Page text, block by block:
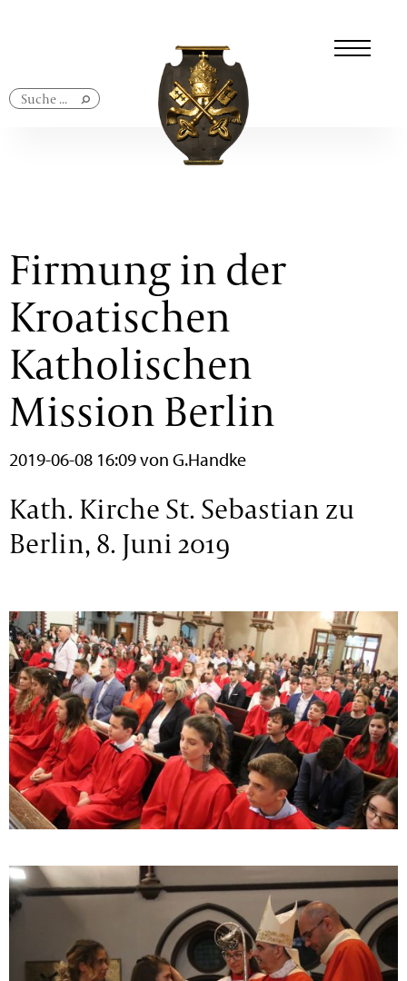
Firmung in der
Kroatischen
Katholischen
Mission Berlin
2019-06-08 16:09von G.Handke
Kath. Kirche St. Sebastian zu
Berlin, 8. Juni 2019